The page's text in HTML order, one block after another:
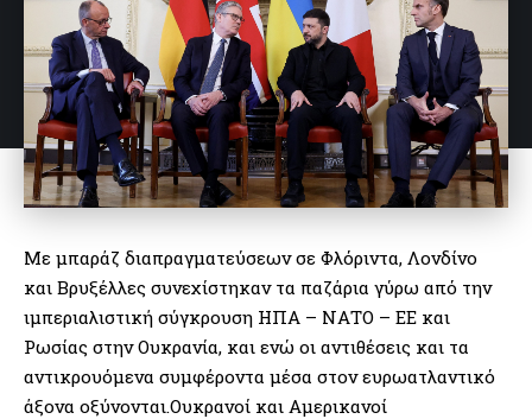
Με μπαράζ διαπραγματεύσεων σε Φλόριντα, Λονδίνο
και Βρυξέλλες συνεχίστηκαν τα παζάρια γύρω από την
ιμπεριαλιστική σύγκρουση ΗΠΑ – ΝΑΤΟ – ΕΕ και
Ρωσίας στην Ουκρανία, και ενώ οι αντιθέσεις και τα
αντικρουόμενα συμφέροντα μέσα στον ευρωατλαντικό
άξονα οξύνονται.Ουκρανοί και Αμερικανοί